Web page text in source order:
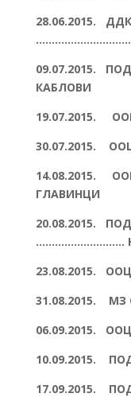
28.06.2015.
09.07.2015.
19.07.2015.
30.07.2015.
14.08.2015.
20.08.2015.
……………………….
23.08.2015.
31.08.2015.
06.09.2015.
10.09.2015.
17.09.2015.